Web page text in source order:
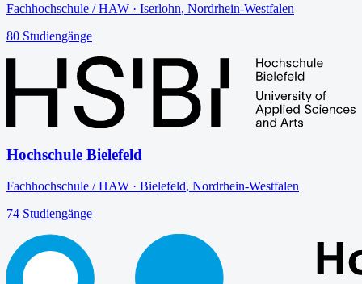
Fachhochschule / HAW · Iserlohn, Nordrhein-Westfalen
80 Studiengänge
Hochschule Bielefeld
Fachhochschule / HAW · Bielefeld, Nordrhein-Westfalen
74 Studiengänge